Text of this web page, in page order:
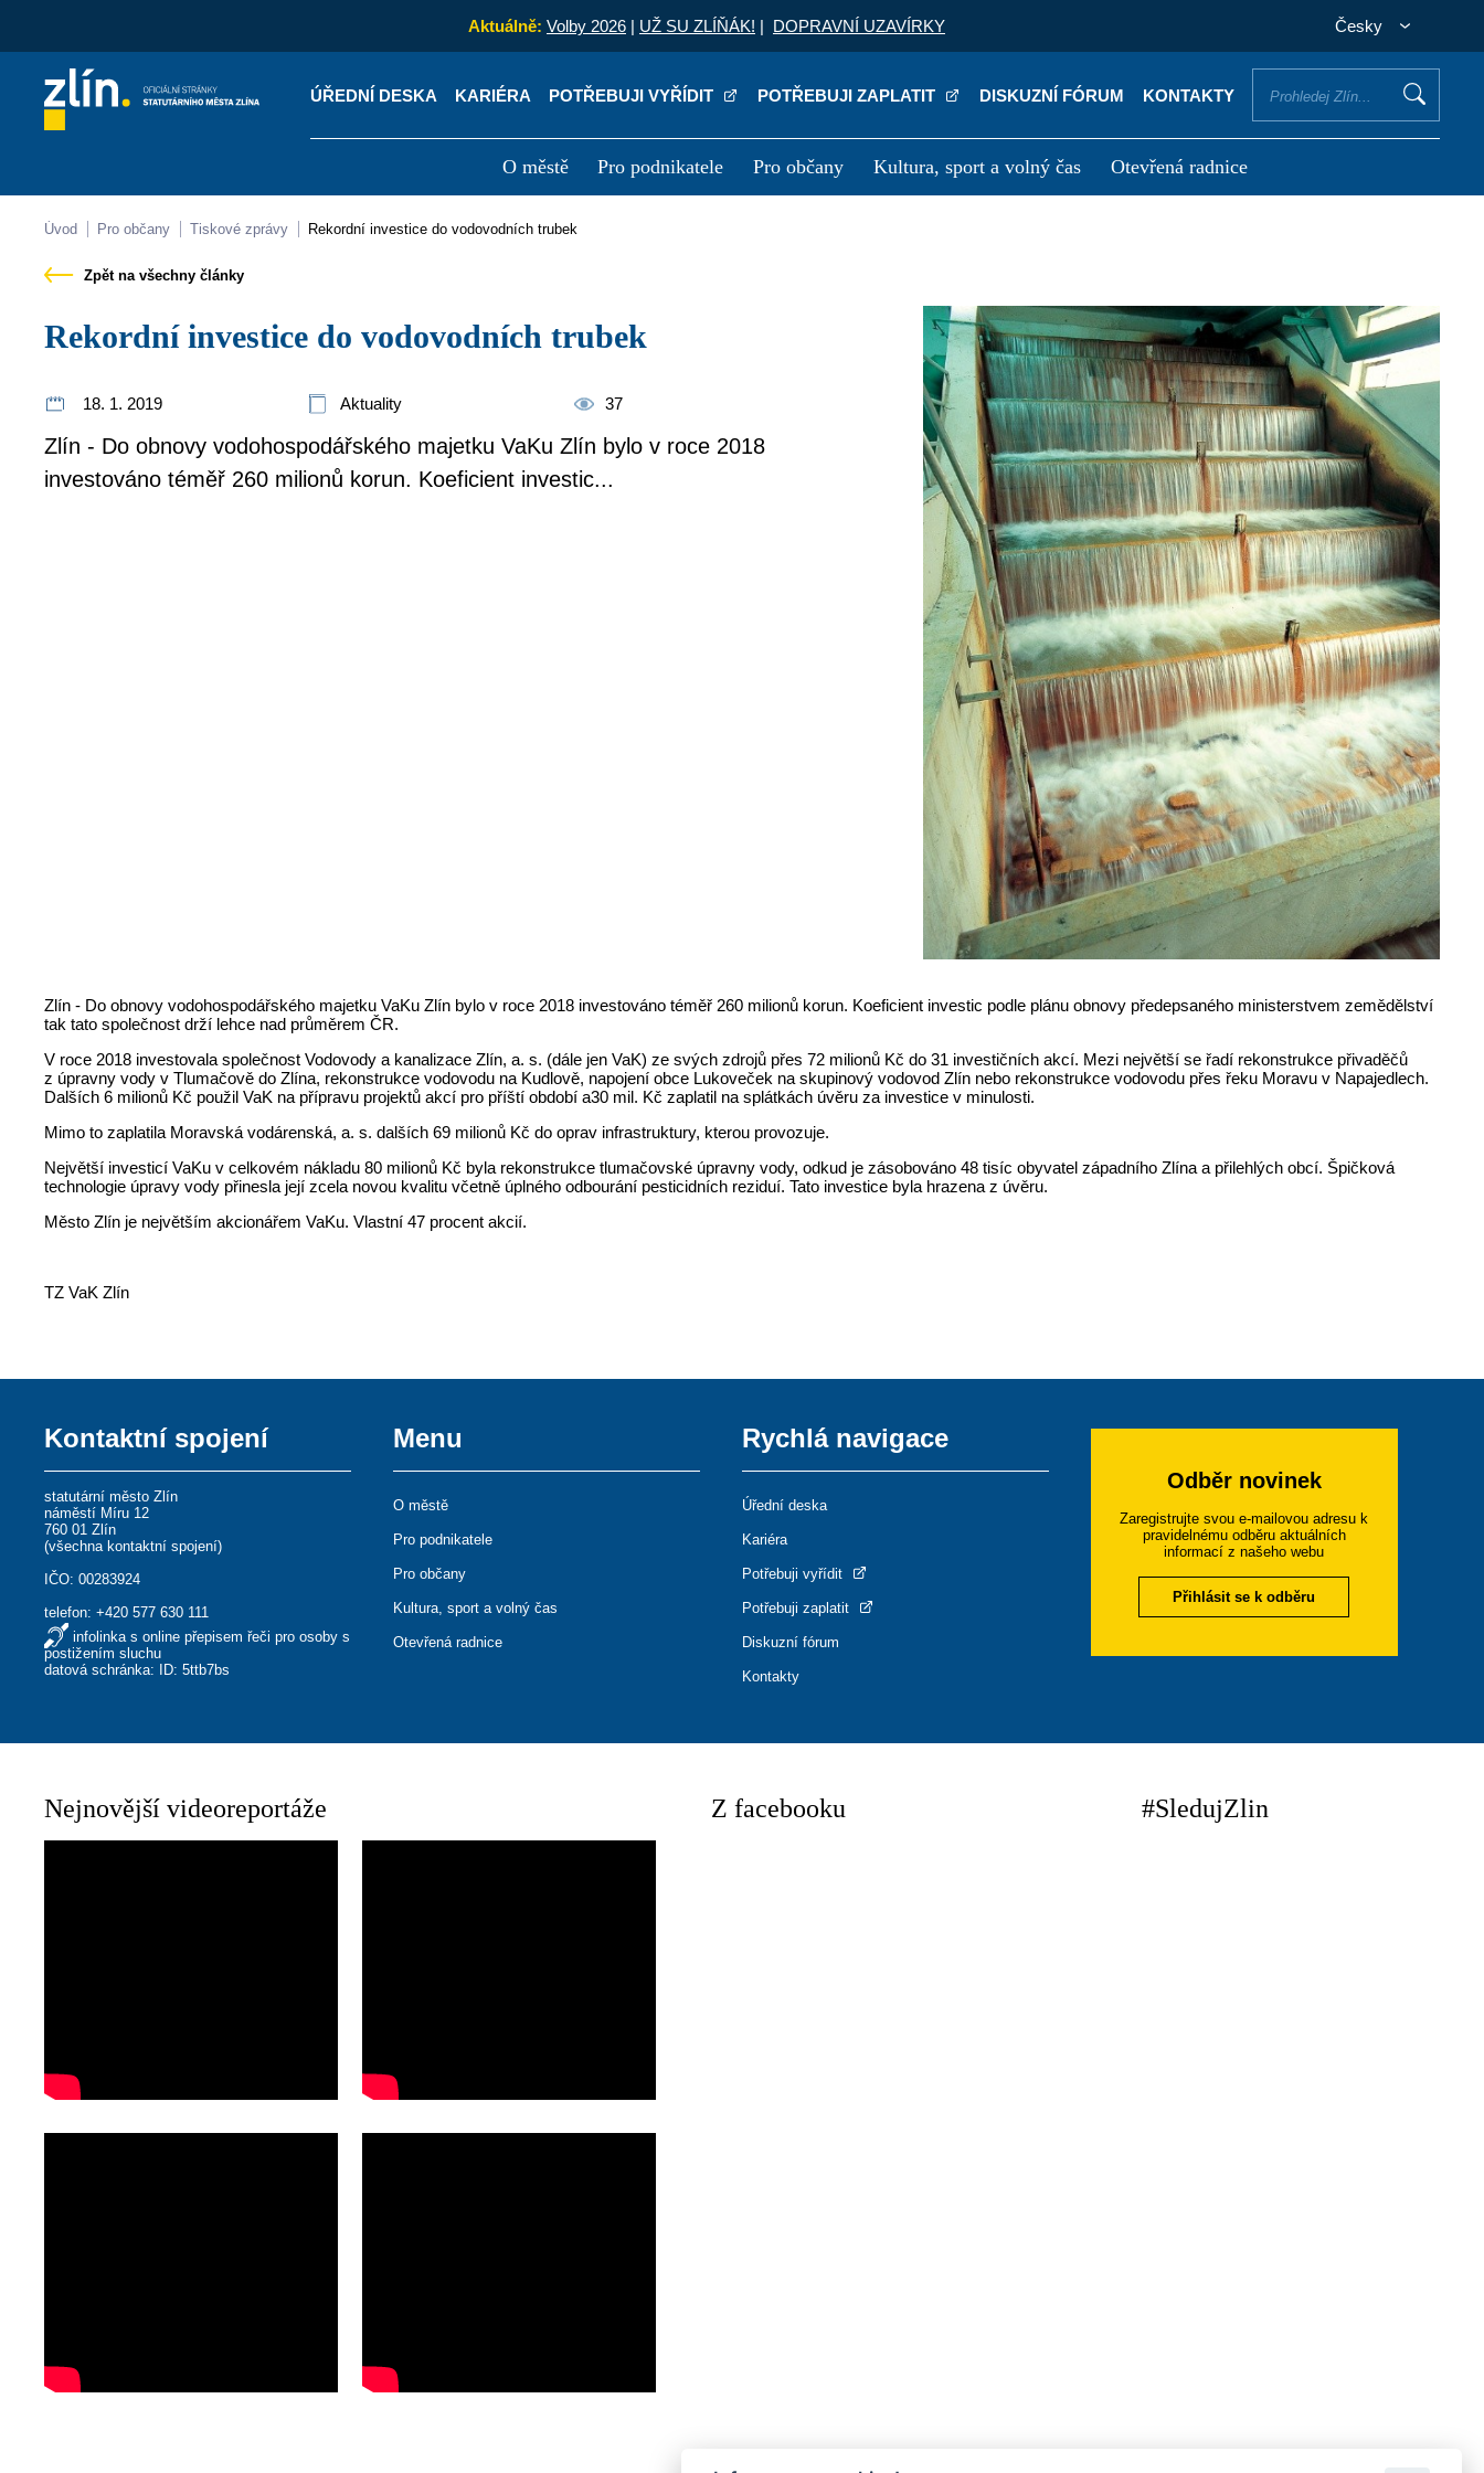
Aktuálně: Volby 2026 | UŽ SU ZLÍŇÁK! | DOPRAVNÍ UZAVÍRKY Česky
ÚŘEDNÍ DESKA KARIÉRA POTŘEBUJI VYŘÍDIT POTŘEBUJI ZAPLATIT DISKUZNÍ FÓRUM KONTAKTY
O městě Pro podnikatele Pro občany Kultura, sport a volný čas Otevřená radnice
Kontakty Úřední deska
Úvod Pro občany Tiskové zprávy Rekordní investice do vodovodních trubek
Zpět na všechny články
Rekordní investice do vodovodních trubek
18. 1. 2019 Aktuality 37
Zlín - Do obnovy vodohospodářského majetku VaKu Zlín bylo v roce 2018
investováno téměř 260 milionů korun. Koeficient investic...
Zlín - Do obnovy vodohospodářského majetku VaKu Zlín bylo v roce 2018 investováno téměř 260 milionů korun. Koeficient investic podle plánu obnovy předepsaného ministerstvem zemědělství
tak tato společnost drží lehce nad průměrem ČR.
V roce 2018 investovala společnost Vodovody a kanalizace Zlín, a. s. (dále jen VaK) ze svých zdrojů přes 72 milionů Kč do 31 investičních akcí. Mezi největší se řadí rekonstrukce přivaděčů
z úpravny vody v Tlumačově do Zlína, rekonstrukce vodovodu na Kudlově, napojení obce Lukoveček na skupinový vodovod Zlín nebo rekonstrukce vodovodu přes řeku Moravu v Napajedlech.
Dalších 6 milionů Kč použil VaK na přípravu projektů akcí pro příští období a30 mil. Kč zaplatil na splátkách úvěru za investice v minulosti.
Mimo to zaplatila Moravská vodárenská, a. s. dalších 69 milionů Kč do oprav infrastruktury, kterou provozuje.
Největší investicí VaKu v celkovém nákladu 80 milionů Kč byla rekonstrukce tlumačovské úpravny vody, odkud je zásobováno 48 tisíc obyvatel západního Zlína a přilehlých obcí. Špičková
technologie úpravy vody přinesla její zcela novou kvalitu včetně úplného odbourání pesticidních reziduí. Tato investice byla hrazena z úvěru.
Město Zlín je největším akcionářem VaKu. Vlastní 47 procent akcií.
TZ VaK Zlín
Kontaktní spojení
statutární město Zlín
náměstí Míru 12
760 01 Zlín
(všechna kontaktní spojení)
IČO: 00283924
telefon:+420 577 630 111
infolinka s online přepisem řeči pro osoby s
postižením sluchu
datová schránka: ID: 5ttb7bs
Menu
O městě
Pro podnikatele
Pro občany
Kultura, sport a volný čas
Otevřená radnice
Rychlá navigace
Úřední deska
Kariéra
Potřebuji vyřídit
Potřebuji zaplatit
Diskuzní fórum
Kontakty
Odběr novinek
Zaregistrujte svou e-mailovou adresu k
pravidelnému odběru aktuálních
informací z našeho webu
Přihlásit se k odběru
Nejnovější videoreportáže Z facebooku #SledujZlin